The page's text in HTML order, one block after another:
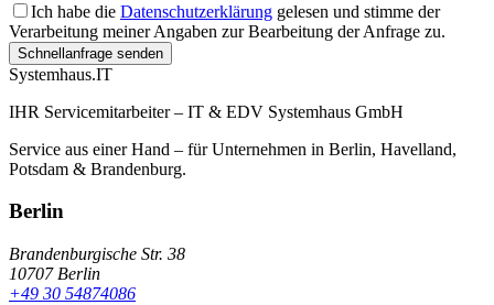
Ich habe die Datenschutzerklärung gelesen und stimme der
Verarbeitung meiner Angaben zur Bearbeitung der Anfrage zu.
Schnellanfrage senden
Systemhaus.IT
IHR Servicemitarbeiter – IT & EDV Systemhaus GmbH
Service aus einer Hand – für Unternehmen in Berlin, Havelland,
Potsdam & Brandenburg.
Berlin
Brandenburgische Str. 38
10707 Berlin
+49 30 54874086